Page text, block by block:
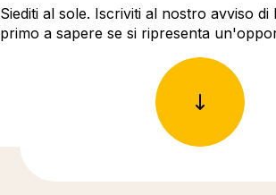
Siediti al sole. Iscriviti al nostro avviso di
primo a sapere se si ripresenta